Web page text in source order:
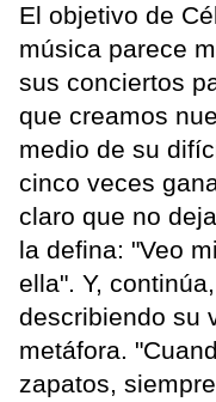
El objetivo de
música parece
sus conciertos
que creamos
medio de su
cinco veces
claro que no
la defina: "Veo
ella". Y,
describiendo su
metáfora.
zapatos,